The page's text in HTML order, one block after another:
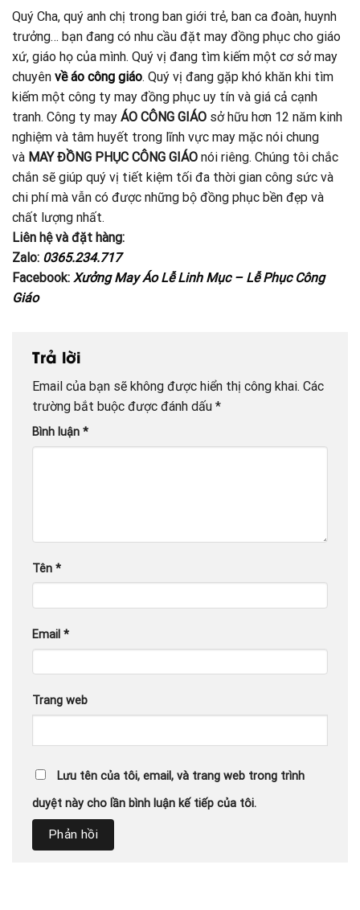
Quý Cha, quý anh chị trong ban giới trẻ, ban ca đoàn, huynh
trưởng… bạn đang có nhu cầu đặt may đồng phục cho giáo
xứ, giáo họ của mình. Quý vị đang tìm kiếm một cơ sở may
chuyên về áo công giáo. Quý vị đang gặp khó khăn khi tìm
kiếm một công ty may đồng phục uy tín và giá cả cạnh
tranh. Công ty may ÁO CÔNG GIÁO sở hữu hơn 12 năm kinh
nghiệm và tâm huyết trong lĩnh vực may mặc nói chung
và MAY ĐỒNG PHỤC CÔNG GIÁO nói riêng. Chúng tôi chắc
chắn sẽ giúp quý vị tiết kiệm tối đa thời gian công sức và
chi phí mà vẫn có được những bộ đồng phục bền đẹp và
chất lượng nhất.
Liên hệ và đặt hàng:
Zalo: 0365.234.717
Facebook: Xưởng May Áo Lễ Linh Mục – Lễ Phục Công
Giáo
Trả lời
Email của bạn sẽ không được hiển thị công khai. Các
trường bắt buộc được đánh dấu *
Bình luận *
Tên *
Email *
Trang web
Lưu tên của tôi, email, và trang web trong trình
duyệt này cho lần bình luận kế tiếp của tôi.